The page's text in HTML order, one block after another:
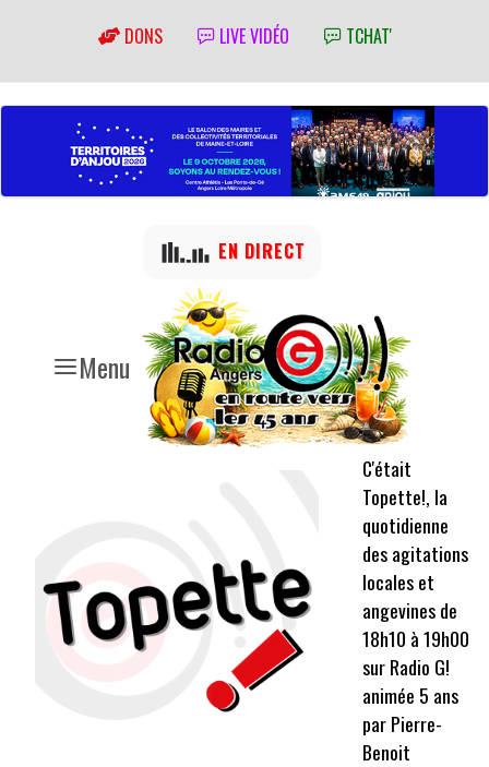
DONS LIVE VIDÉO TCHAT'
Menu
EN DIRECT
C'était
Topette!, la
quotidienne
des agitations
locales et
angevines de
18h10 à 19h00
sur Radio G!
animée 5 ans
par Pierre-
Benoit